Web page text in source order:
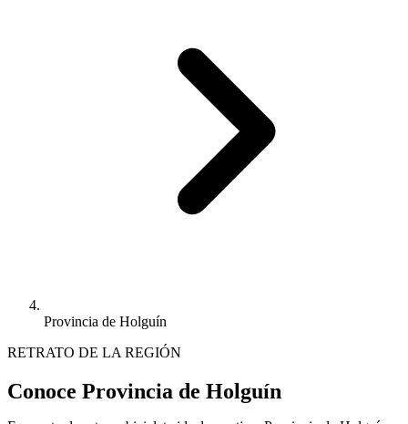
Provincia de Holguín
RETRATO DE LA REGIÓN
Conoce Provincia de Holguín